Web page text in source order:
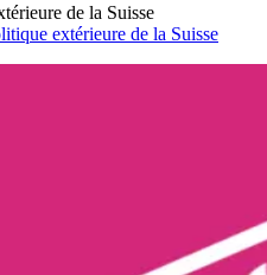
de la Suisse
extérieure de la Suisse